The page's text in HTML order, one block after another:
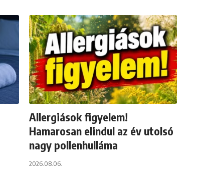
Allergiások figyelem!
Hamarosan elindul az év utolsó
nagy pollenhulláma
2026.08.06.